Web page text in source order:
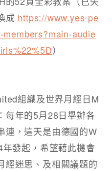
成 https://www.yes-pe
audie
）
組織及世界月經日M
年的5月28日舉辦各
連，這天是由德國的W
發起，希望藉此機會
經迷思、及相關議題的